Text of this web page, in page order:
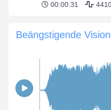
00:00:31
Beängstigende